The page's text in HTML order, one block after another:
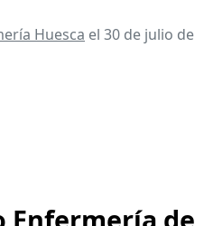
Huesca el 30 de julio de